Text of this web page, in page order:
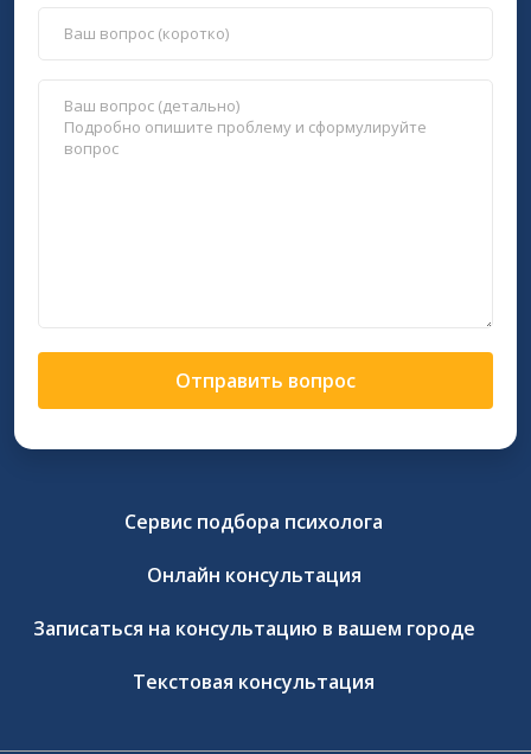
Отправить вопрос
Сервис подбора психолога
Онлайн консультация
Записаться на консультацию в вашем городе
Текстовая консультация